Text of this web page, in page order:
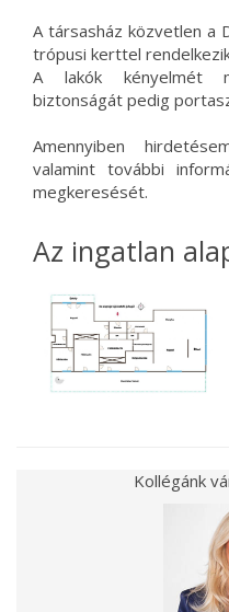
A társasház közvetlen a
trópusi kerttel
A lakók kényelmét
biztonságát pedig
Amennyiben
valamint további
megkeresését.
Az ingatlan
Kollégánk